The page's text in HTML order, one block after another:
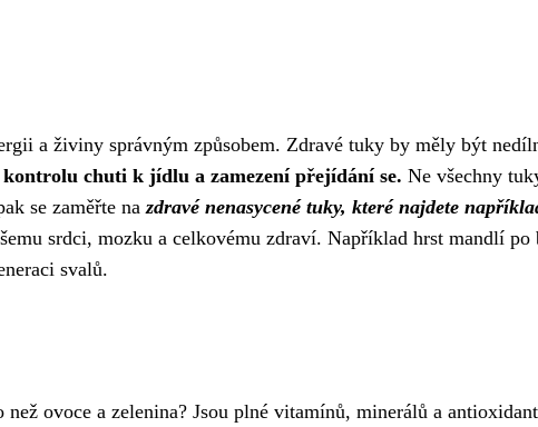
a živiny správným způsobem. Zdravé tuky by měly být
chuti k jídlu a zamezení přejídání se. Ne všechny
se zaměřte na zdravé nenasycené tuky, které najdete
srdci, mozku a celkovému zdraví. Například hrst mandlí po
svalů.
ovoce a zelenina? Jsou plné vitamínů, minerálů a